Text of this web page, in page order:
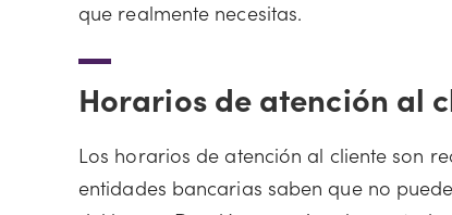
que realmente necesitas.
Horarios de atención al
Los horarios de atención al cliente son
entidades bancarias saben que no